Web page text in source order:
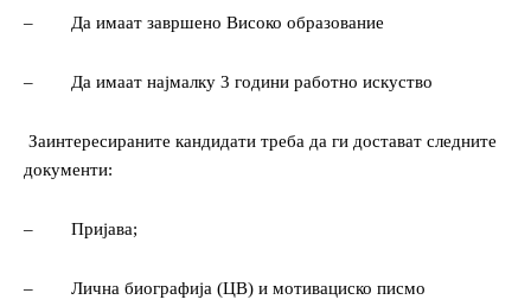
– Да имаат завршено Високо образование
– Да имаат најмалку 3 години работно искуство
Заинтересираните кандидати треба да ги достават следните
документи:
– Пријава;
– Лична биографија (ЦВ) и мотивациско писмо